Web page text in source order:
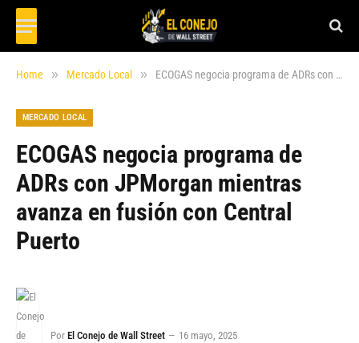
Home » Mercado Local » ECOGAS negocia programa de ADRs con JPMorgan mientras avanza en fusión con Central Puerto
MERCADO LOCAL
ECOGAS negocia programa de
ADRs con JPMorgan mientras
avanza en fusión con Central
Puerto
Por El Conejo de Wall Street 16 mayo, 2025